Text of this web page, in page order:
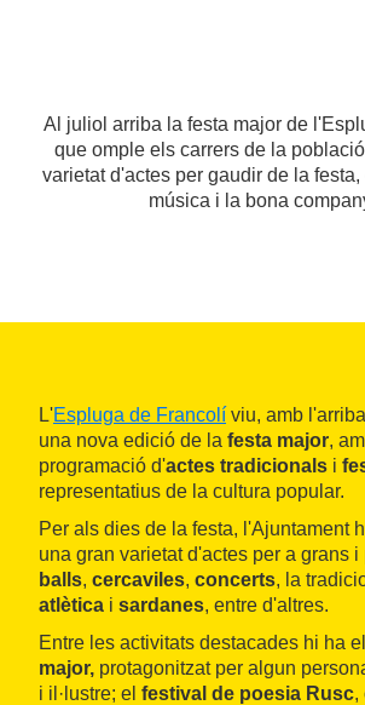
Al juliol arriba la festa major de
que omple els carrers de la
varietat d'actes per gaudir de la
música i la bona
L'Espluga de Francolí viu, amb
una nova edició de la festa major,
programació d'actes tradicionals i
representatius de la cultura popular.
Per als dies de la festa, l'Ajuntament
una gran varietat d'actes per a grans i
balls, cercaviles, concerts, la
atlètica i sardanes, entre d'altres.
Entre les activitats destacades hi ha el
major, protagonitzat per algun
i il·lustre; el festival de poesia Rusc,